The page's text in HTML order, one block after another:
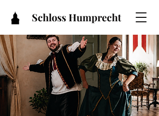
Schloss Humprecht